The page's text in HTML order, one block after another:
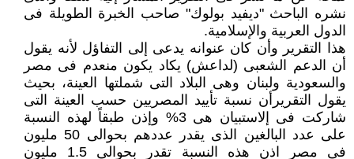
نشره الباحث "ديفيد بولوك" صاحب الخبرة الطويلة فى
الدول العربية والإسلامية.
هذا التقرير وأن كان عنوانه يدعى إلى التفاؤل لأنه يقول
أن الدعم الشعبى (لداعش) يكاد يكون منعدم فى مصر
والسعودية ولبنان وهى البلاد التى شملتها العينة، بحيث
يقول التقريرأن نسبة تأييد المصريين حسب العينة التى
شاركت فى إلاستبيان هى 3% وإذن طبقاً لهذه النسبة
على عدد البالغين الذى يقدر عددهم بحوالى 50 مليون
فى مصر اذن هذه النسبة تقدر بحوالى 1.5 مليون